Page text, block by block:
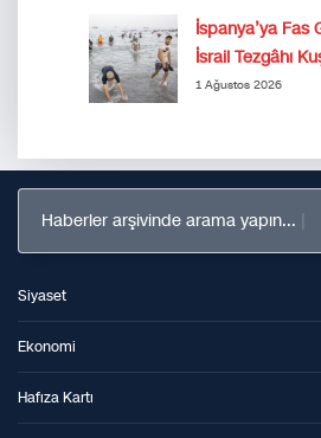
İspanya’ya Fas
İsrail Tezgâhı
1 Ağustos 2026
Haberler arşivinde arama yapın...
Siyaset
Ekonomi
Hafıza Kartı